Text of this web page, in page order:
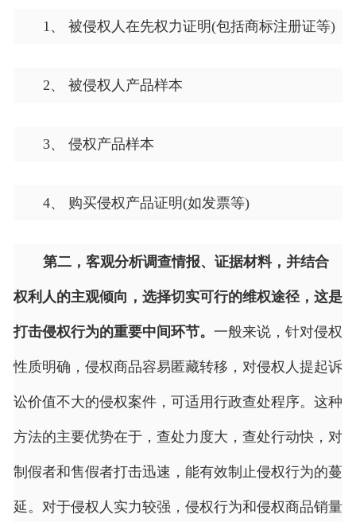
1、 被侵权人在先权力证明(包括商标注册证等)
2、 被侵权人产品样本
3、 侵权产品样本
4、 购买侵权产品证明(如发票等)
第二， 客观分析调查情报、证据材料，并结合
权利人的主观倾向，选择切实可行的维权途径，这是
打击侵权行为的重要中间环节。 一般来说，针对侵权
性质明确，侵权商品容易匿藏转移，对侵权人提起诉
讼价值不大的侵权案件，可适用行政查处程序。这种
方法的主要优势在于，查处力度大，查处行动快，对
制假者和售假者打击迅速，能有效制止侵权行为的蔓
延。对于侵权人实力较强，侵权行为和侵权商品销量